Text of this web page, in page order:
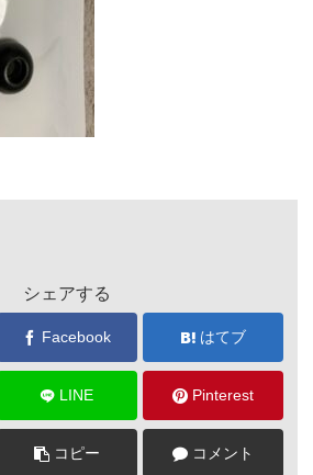
シェアする
Facebook はてブ
LINE Pinterest
コピー コメント